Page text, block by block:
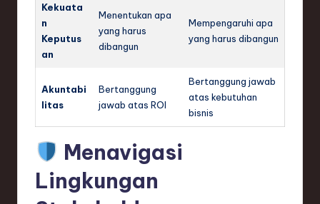
Kekuata
n
Keputus
an
Menentukan apa
yang harus
dibangun
Mempengaruhi apa
yang harus dibangun
Akuntabi
litas
Bertanggung
jawab atas ROI
Bertanggung jawab
atas kebutuhan
bisnis
Menavigasi
Lingkungan